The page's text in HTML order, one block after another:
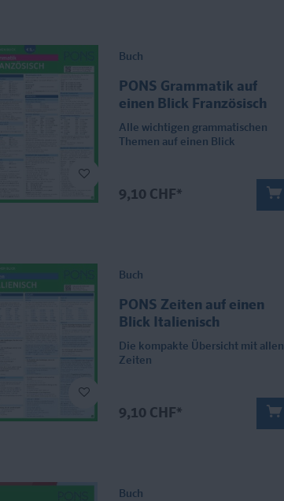
Buch
PONS Grammatik auf
einen Blick Französisch
Alle wichtigen grammatischen
Themen auf einen Blick
9,10 CHF*
Buch
PONS Zeiten auf einen
Blick Italienisch
Die kompakte Übersicht mit allen
Zeiten
9,10 CHF*
Buch